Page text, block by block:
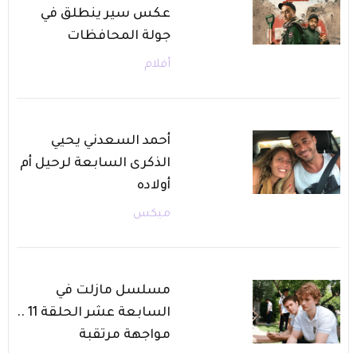
عكس سير ينطلق في
جولة المحافظات
أفلام
أحمد السعدني يحيي
الذكرى السابعة لرحيل أم
أولاده
ميكس
مسلسل مازلت في
السابعة عشر الحلقة 11 ..
مواجهة مرتقبة